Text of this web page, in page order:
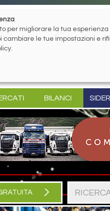
BILANCI
per migliorare la tua
cambiare le tue impostazioni e